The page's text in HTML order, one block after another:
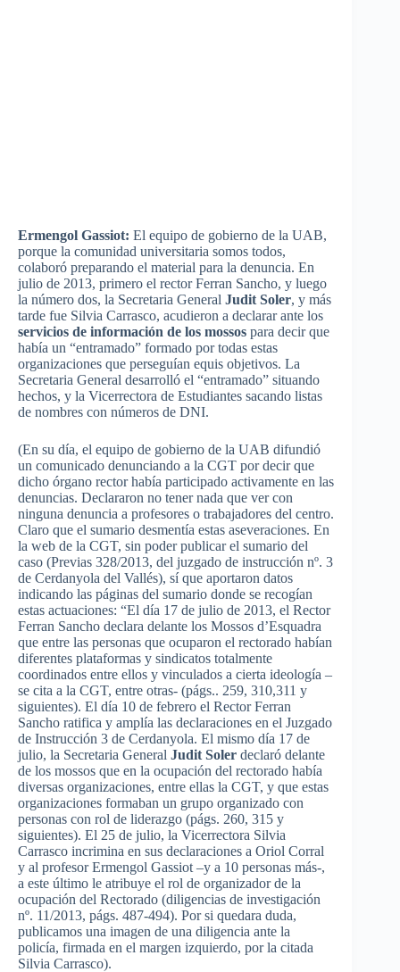
Ermengol Gassiot: El equipo de gobierno de la UAB,
porque la comunidad universitaria somos todos,
colaboró preparando el material para la denuncia. En
julio de 2013, primero el rector Ferran Sancho, y luego
la número dos, la Secretaria General Judit Soler, y más
tarde fue Silvia Carrasco, acudieron a declarar ante los
servicios de información de los mossos para decir que
había un “entramado” formado por todas estas
organizaciones que perseguían equis objetivos. La
Secretaria General desarrolló el “entramado” situando
hechos, y la Vicerrectora de Estudiantes sacando listas
de nombres con números de DNI.
(En su día, el equipo de gobierno de la UAB difundió
un comunicado denunciando a la CGT por decir que
dicho órgano rector había participado activamente en las
denuncias. Declararon no tener nada que ver con
ninguna denuncia a profesores o trabajadores del centro.
Claro que el sumario desmentía estas aseveraciones. En
la web de la CGT, sin poder publicar el sumario del
caso (Previas 328/2013, del juzgado de instrucción nº. 3
de Cerdanyola del Vallés), sí que aportaron datos
indicando las páginas del sumario donde se recogían
estas actuaciones: “El día 17 de julio de 2013, el Rector
Ferran Sancho declara delante los Mossos d’Esquadra
que entre las personas que ocuparon el rectorado habían
diferentes plataformas y sindicatos totalmente
coordinados entre ellos y vinculados a cierta ideología –
se cita a la CGT, entre otras- (págs.. 259, 310,311 y
siguientes). El día 10 de febrero el Rector Ferran
Sancho ratifica y amplía las declaraciones en el Juzgado
de Instrucción 3 de Cerdanyola. El mismo día 17 de
julio, la Secretaria General Judit Soler declaró delante
de los mossos que en la ocupación del rectorado había
diversas organizaciones, entre ellas la CGT, y que estas
organizaciones formaban un grupo organizado con
personas con rol de liderazgo (págs. 260, 315 y
siguientes). El 25 de julio, la Vicerrectora Silvia
Carrasco incrimina en sus declaraciones a Oriol Corral
y al profesor Ermengol Gassiot –y a 10 personas más-,
a este último le atribuye el rol de organizador de la
ocupación del Rectorado (diligencias de investigación
nº. 11/2013, págs. 487-494). Por si quedara duda,
publicamos una imagen de una diligencia ante la
policía, firmada en el margen izquierdo, por la citada
Silvia Carrasco).